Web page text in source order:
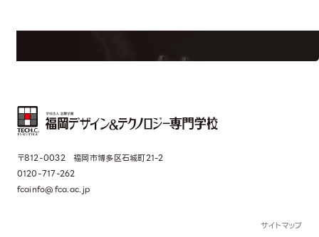
〒812-0032 福岡市博多区石城町21-2
0120-717-262
fcainfo@fca.ac.jp
サイトマップ